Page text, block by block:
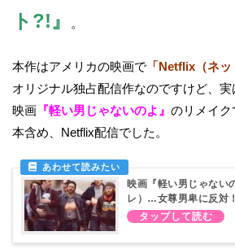
ト?!』
。
本作はアメリカの映画で 「Netflix（ネッ
オリジナル独占配信作なのですけど、実
映画 『軽い男じゃないのよ』 のリメイク
本含め、Netflix配信でした。
映画『軽い男じゃない
レ）…女尊男卑に反対